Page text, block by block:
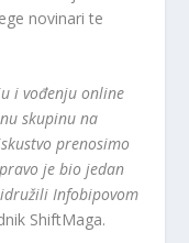
novinari te
i vođenju online
skupinu na
prenosimo
je bio jedan
Infobipovom
ShiftMaga.